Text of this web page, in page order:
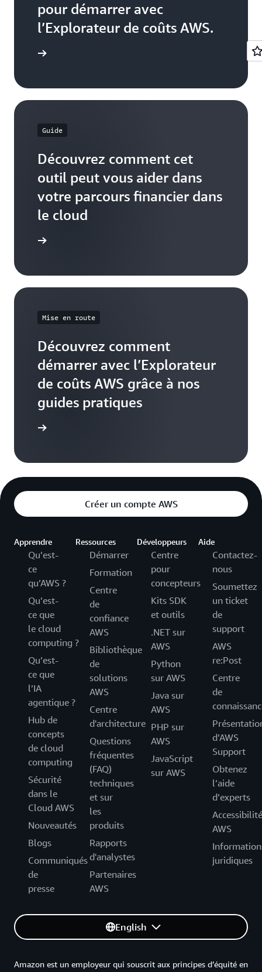
pour démarrer avec
l’Explorateur de coûts AWS.
Guide
Découvrez comment cet
outil peut vous aider dans
votre parcours financier dans
le cloud
Mise en route
Découvrez comment
démarrer avec l’Explorateur
de coûts AWS grâce à nos
guides pratiques
Créer un compte AWS
Apprendre
Qu’est-
ce
qu’AWS ?
Qu’est-
ce que
le cloud
computing ?
Qu’est-
ce que
l’IA
agentique ?
Hub de
concepts
de cloud
computing
Sécurité
dans le
Cloud AWS
Nouveautés
Blogs
Communiqués
de
presse
Ressources
Démarrer
Formation
Centre
de
confiance
AWS
Bibliothèque
de
solutions
AWS
Centre
d'architecture
Questions
fréquentes
(FAQ)
techniques
et sur
les
produits
Rapports
d'analystes
Partenaires
AWS
Développeurs
Centre
pour
concepteurs
Kits SDK
et outils
.NET sur
AWS
Python
sur AWS
Java sur
AWS
PHP sur
AWS
JavaScript
sur AWS
Aide
Contactez-
nous
Soumettez
un ticket
de
support
AWS
re:Post
Centre
de
d’AWS
Support
Obtenez
l’aide
d’experts
Accessibilité
AWS
juridiques
English
Amazon est un employeur qui souscrit aux principes d’équité en